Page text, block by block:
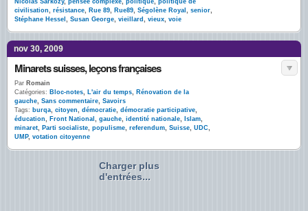
Nicolas Sarkozy, pensée complexe, politique, politique de
civilisation, résistance, Rue 89, Rue89, Ségolène Royal , senior,
Stéphane Hessel , Susan George, vieillard , vieux, voie
nov 30, 2009
Minarets suisses, leçons françaises
Par Romain
Catégories: Bloc-notes, L'air du temps, Rénovation de la
gauche, Sans commentaire, Savoirs
Tags: burqa, citoyen, démocratie, démocratie participative,
éducation, Front National , gauche, identité nationale, Islam,
minaret, Parti socialiste, populisme, referendum, Suisse, UDC,
UMP, votation citoyenne
Charger plus
d'entrées...